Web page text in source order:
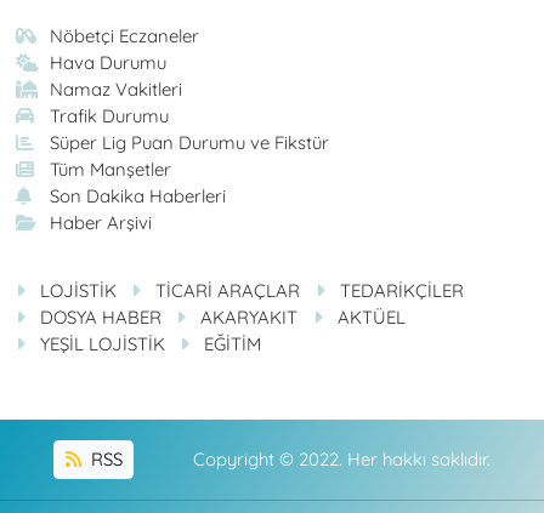
Nöbetçi Eczaneler
Hava Durumu
Namaz Vakitleri
Trafik Durumu
Süper Lig Puan Durumu ve Fikstür
Tüm Manşetler
Son Dakika Haberleri
Haber Arşivi
LOJİSTİK TİCARİ ARAÇLAR
TEDARİKÇİLER
DOSYA HABER
AKARYAKIT
AKTÜEL
YEŞİL LOJİSTİK
EĞİTİM
RSS Copyright © 2022. Her hakkı saklıdır.